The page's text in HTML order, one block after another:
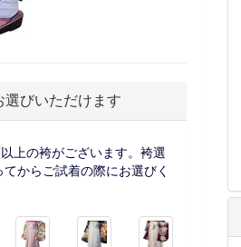
びいただけます
上の袴がございます。袴選
からご試着の際にお選びく